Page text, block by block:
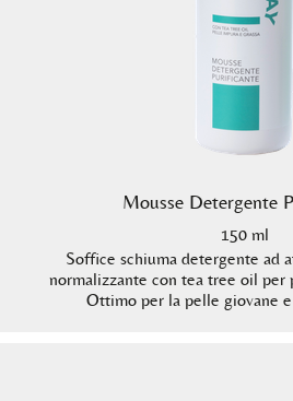
Mousse Detergente
150 ml
Soffice schiuma detergente ad
normalizzante con tea tree oil per
Ottimo per la pelle giovane